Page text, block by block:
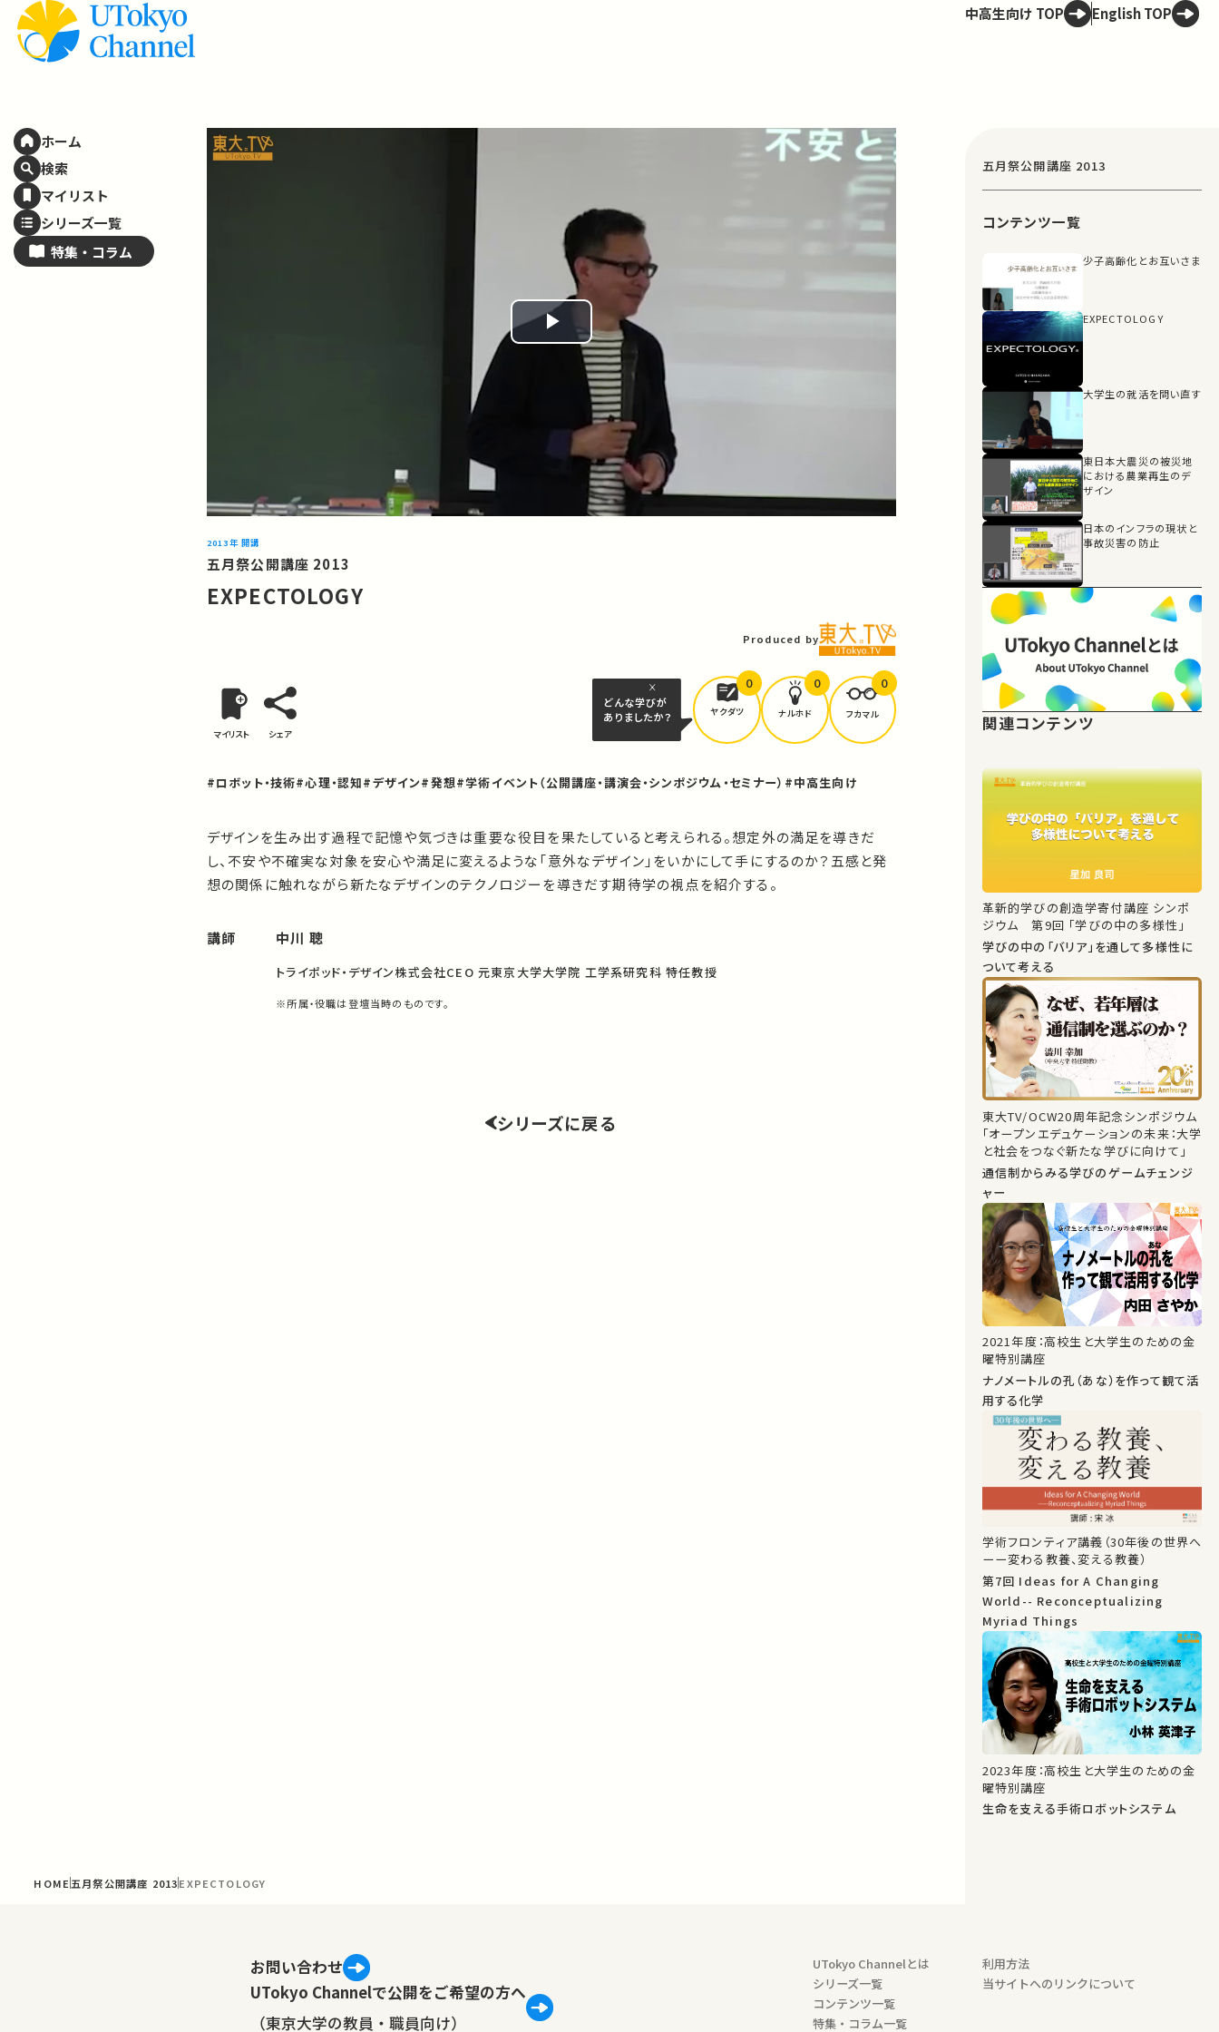
ホーム
検索
マイリスト
シリーズ一覧
特集・ コラム
中高生向け TOP English TOP
Play
2013年 開講
五月祭公開講座 2013
EXPECTOLOGY
Produced by
マイリスト シェア
どんな学びが
ありましたか？
ヤクダツ
0
ナルホド
0
フカマル
0
#ロボット・技術#心理・認知#デザイン#発想#学術イベント（公開講座・講演会・シンポジウム・セミナー） #中高生向け
デザインを生み出す過程で記憶や気づきは重要な役目を果たしていると考えられる。想定外の満足を導きだ
し、不安や不確実な対象を安心や満足に変えるような「意外なデザイン」をいかにして手にするのか？五感と発
想の関係に触れながら新たなデザインのテクノロジーを導きだす期待学の視点を紹介する。
講師 中川 聰
トライポッド・デザイン株式会社CEO 元東京大学大学院 工学系研究科 特任教授
※所属・役職は登壇当時のものです。
シリーズに戻る
HOME 五月祭公開講座 2013EXPECTOLOGY
五月祭公開講座 2013
コンテンツ一覧
少子高齢化とお互いさま
EXPECTOLOGY
大学生の就活を問い直す
東日本大震災の被災地
における農業再生のデ
ザイン
日本のインフラの現状と
事故災害の防止
関連コンテンツ
革新的学びの創造学寄付講座 シンポ
ジウム 第9回 「学びの中の多様性」
学びの中の「バリア」を通して多様性に
ついて考える
東大TV/OCW20周年記念シンポジウム
「オープンエデュケーションの未来：大学
と社会をつなぐ新たな学びに向けて」
通信制からみる学びのゲームチェンジ
ャー
2021年度：高校生と大学生のための金
曜特別講座
ナノメートルの孔（あな）を作って観て活
用する化学
学術フロンティア講義（30年後の世界へ
ーー変わる教養、変える教養）
第7回 Ideas for A Changing
World-- Reconceptualizing
Myriad Things
2023年度：高校生と大学生のための金
曜特別講座
生命を支える手術ロボットシステム
お問い合わせ
UTokyo Channelで公開をご希望の方へ
（東京大学の教員・職員向け）
UTokyo Channelとは
シリーズ一覧
コンテンツ一覧
特集・コラム一覧
利用方法
当サイトへのリンクについて